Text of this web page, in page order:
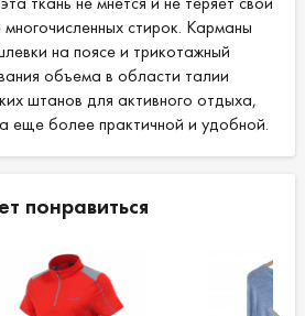
стирок. Карманы
на поясе и трикотажный
объема в области талии
штанов для активного отдыха,
еще более практичной и удобной.
понравиться